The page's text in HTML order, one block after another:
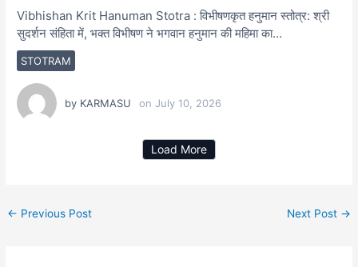
STOTRAM
Vibhishan Krit Hanuman Stotra : विभीषणकृत हनुमान स्तोत्र: श्री
सुदर्शन संहिता में, भक्त विभीषण ने भगवान हनुमान की महिमा का…
by KARMASU onJuly 10, 2026
Load More
← Previous Post Next Post →